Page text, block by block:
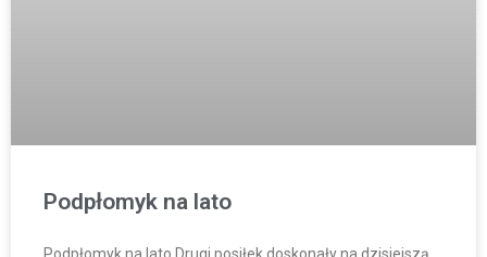
Podpłomyk na lato